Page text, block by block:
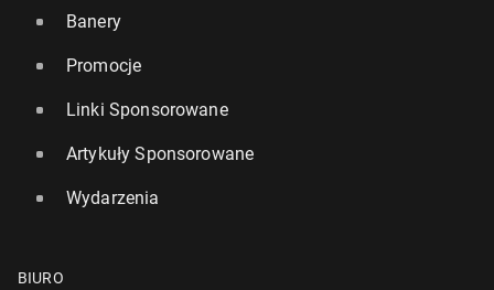
Banery
Promocje
Linki Sponsorowane
Artykuły Sponsorowane
Wydarzenia
BIURO